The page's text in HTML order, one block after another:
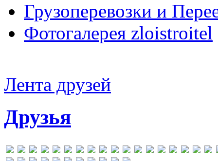
Грузоперевозки и
Фотогалерея zloistroitel
Лента друзей
Друзья